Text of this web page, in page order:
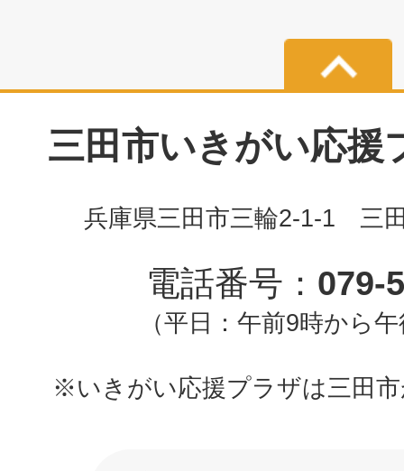
三田市いきがい応援
兵庫県三田市三輪2-1-1 三
電話番号： 079-
（平日：午前9時から
※いきがい応援プラザは三田